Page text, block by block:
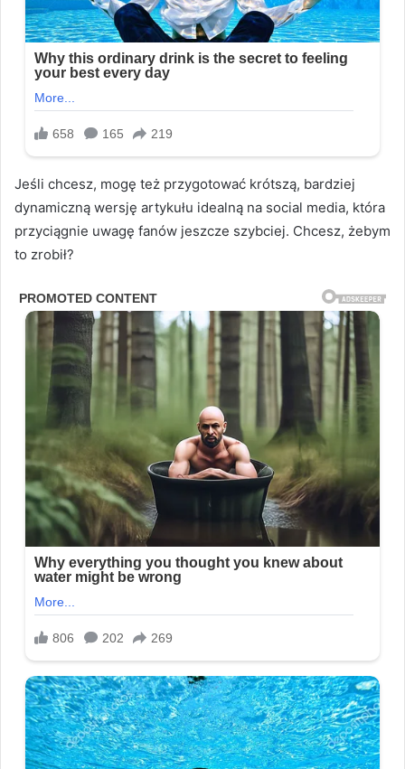
Jeśli chcesz, mogę też przygotować krótszą, bardziej
dynamiczną wersję artykułu idealną na social media, która
przyciągnie uwagę fanów jeszcze szybciej. Chcesz, żebym
to zrobił?